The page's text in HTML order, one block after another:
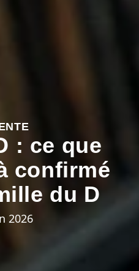
: ce que
confirmé
du D
2026